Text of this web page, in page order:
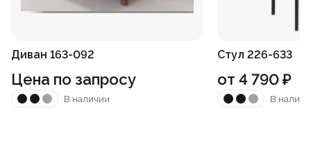
Диван 163-092
Цена по запросу
В наличии
Стул 226-633
от 4 790₽
В